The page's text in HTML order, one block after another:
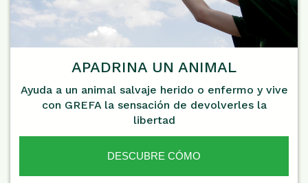
APADRINA UN ANIMAL
Ayuda a un animal salvaje herido o enfermo y vive
con GREFA la sensación de devolverles la
libertad
DESCUBRE CÓMO